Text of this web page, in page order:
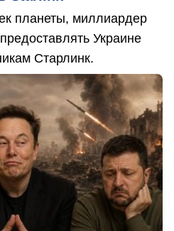
планеты, миллиардер
Украине
Старлинк.